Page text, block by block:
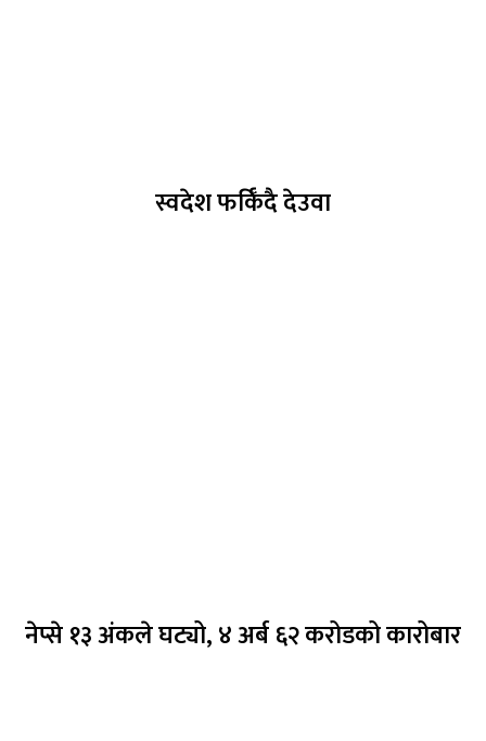
स्वदेश फर्किँदै देउवा
नेप्से १३ अंकले घट्यो, ४ अर्ब ६२ करोडको कारोबार